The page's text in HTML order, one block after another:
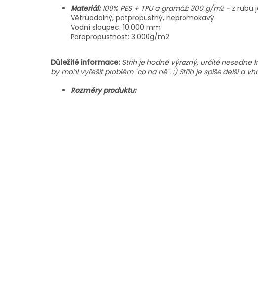
Materiál: 100% PES + TPU a gramáž: 300 g/m2 - z rubu
Větruodolný, potpropustný, nepromokavý.
Vodní sloupec: 10.000 mm
Paropropustnost: 3.000g/m2
Důležité informace: Střih je hodně výrazný, určitě nesedne
by mohl vyřešit problém "co na ně". :) Střih je spíše delší a
Rozměry produktu: